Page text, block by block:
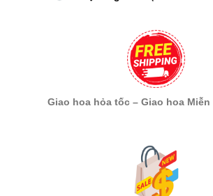
Giao hoa hỏa tốc – Giao hoa